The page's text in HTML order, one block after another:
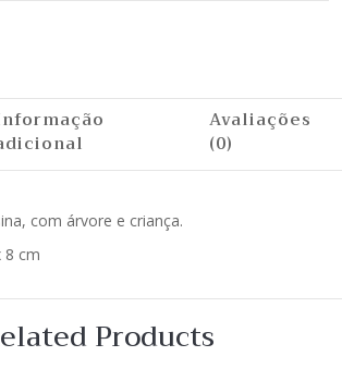
Avaliações
(0)
com árvore e criança.
8 cm
Products